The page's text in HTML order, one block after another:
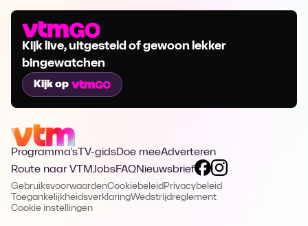
Kijk live, uitgesteld of gewoon lekker
bingewatchen
Kijk op
Programma's TV-gidsDoe meeAdverteren
Route naar VTMJobsFAQNieuwsbrief
GebruiksvoorwaardenCookiebeleid Privacybeleid
ToegankelijkheidsverklaringWedstrijdreglement
Cookie instellingen